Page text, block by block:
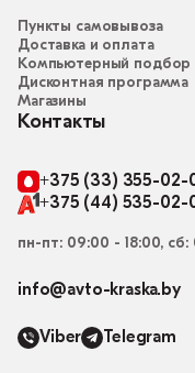
Пункты самовывоза
Доставка и оплата
Компьютерный подбор
Дисконтная программа
Магазины
Контакты
+375 (33) 355-02-
+375 (44) 535-02-
пн-пт: 09:00 - 18:00,
info@avto-kraska.by
Viber Telegram